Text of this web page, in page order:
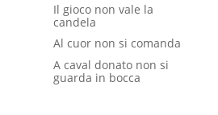
Il gioco non vale la
candela
Al cuor non si comanda
A caval donato non si
guarda in bocca